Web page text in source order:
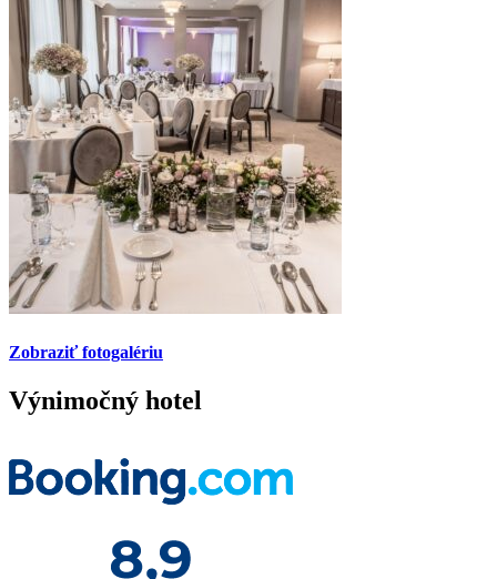
Zobraziť fotogalériu
Výnimočný hotel